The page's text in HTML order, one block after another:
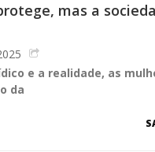
mas a
e a realidade, as
da